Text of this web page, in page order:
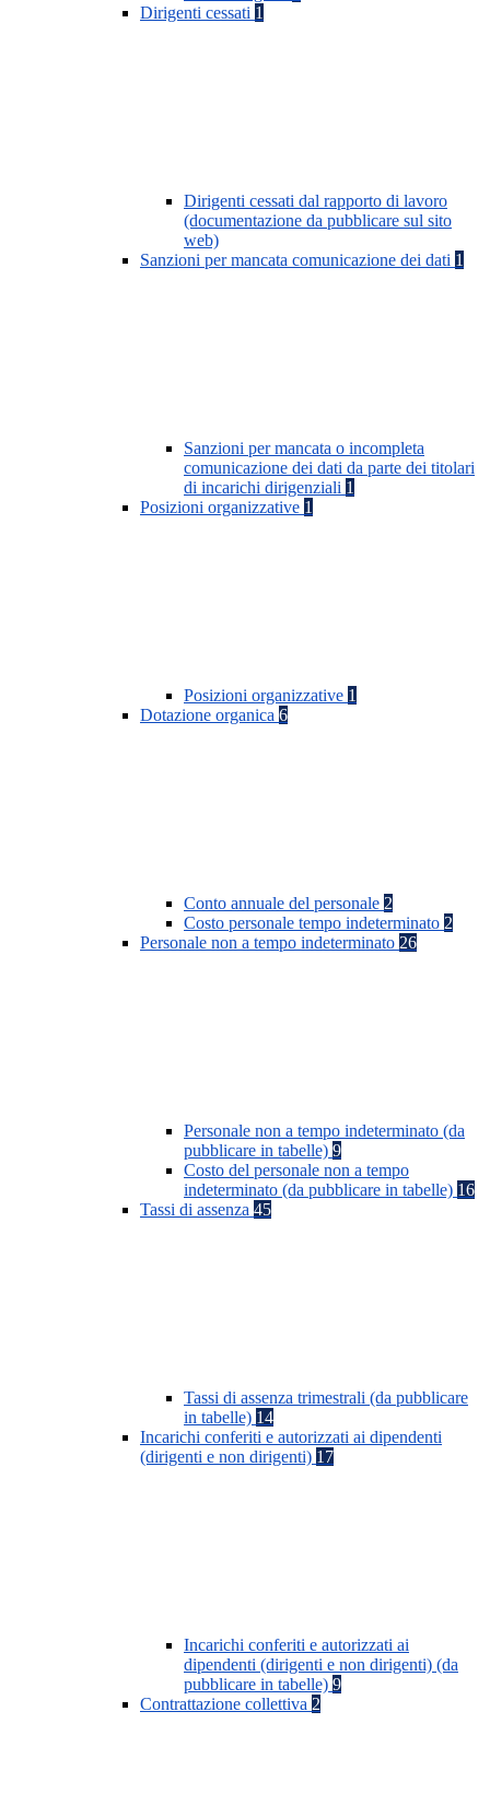
Dirigenti cessati 1
Dirigenti cessati dal rapporto di lavoro
(documentazione da pubblicare sul sito
web)
Sanzioni per mancata comunicazione dei dati 1
Sanzioni per mancata o incompleta
comunicazione dei dati da parte dei titolari
di incarichi dirigenziali 1
Posizioni organizzative 1
Posizioni organizzative 1
Dotazione organica 6
Conto annuale del personale 2
Costo personale tempo indeterminato 2
Personale non a tempo indeterminato 26
Personale non a tempo indeterminato (da
pubblicare in tabelle) 9
Costo del personale non a tempo
indeterminato (da pubblicare in tabelle) 16
Tassi di assenza 45
Tassi di assenza trimestrali (da pubblicare
in tabelle) 14
Incarichi conferiti e autorizzati ai dipendenti
(dirigenti e non dirigenti) 17
Incarichi conferiti e autorizzati ai
dipendenti (dirigenti e non dirigenti) (da
pubblicare in tabelle) 9
Contrattazione collettiva 2